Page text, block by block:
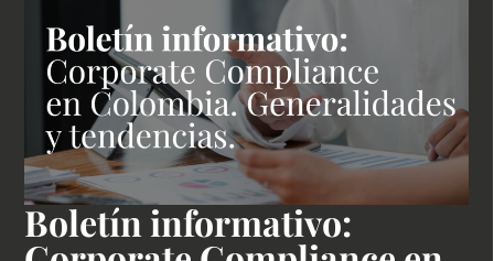
Boletín informativo: